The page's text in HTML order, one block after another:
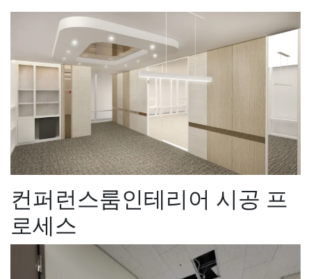
컨퍼런스룸인테리어 시공 프
로세스